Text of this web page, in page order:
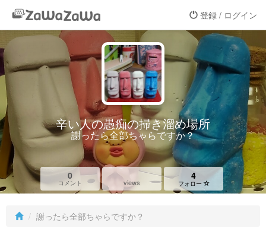
登録 / ログイン
辛い人の愚痴の掃き溜め場所
謝ったら全部ちゃらですか？
0
コメント views
4
フォロー
謝ったら全部ちゃらですか？